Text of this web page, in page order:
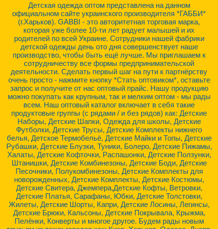
Детская одежда оптом представлена на данном
официальном сайте украинского производителя *ГАББИ*
(г.Харьков). GABBI - это авторитетная торговая марка,
которая уже более 10-ти лет радует малышей и их
родителей по всей Украине. Сотрудники нашей фабрики
детской одежды день ото дня совершенствует наше
производство, чтобы быть ещё лучше. Мы приглашаем к
сотрудничеству все формы предпринимательской
деятельности. Сделать первый шаг на пути к партнёрству
очень просто - нажмите кнопку *Стать оптовиком*, оставьте
запрос и получите от нас оптовый прайс. Нашу продукцию
можно покупать как крупным, так и мелким оптом - мы рады
всем. Наш оптовый каталог включает в себя такие
продуктовые группы (с рядами / и без рядов) как: Детские
Наборы, Детские Шапки, Одежда для школы, Детские
Футболки, Детские Трусы, Детские Комплекты нижнего
белья, Детское Термобельё, Детские Майки и Топы, Детские
Рубашки, Детские Блузки, Туники, Болеро, Детские Пижамы,
Халаты, Детские Кофточки, Распашонки, Детские Ползунки,
Штанишки, Детские Комбинезоны, Детские Боди, Детские
Песочники, Полукомбинезоны, Детские Комплекты для
новорожденных, Детские Комплекты, Детские Костюмы,
Детские Свитера, Джемпера,Детские Кофты, Ветровки,
Детские Платья, Сарафаны, Юбки, Детские Толстовки,
Жилеты, Детские Шорты, Капри, Детские Лосины, Легинсы,
Детские Брюки, Кальсоны, Детские Покрывала, Крыжма,
Пелёнки, Конверты и многое другое. Будем рады новым